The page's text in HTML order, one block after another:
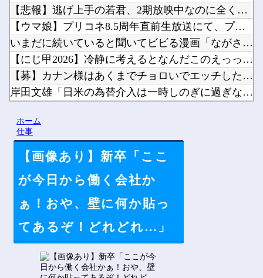
【悲報】逃げ上手の若君、2期放映中なのに全く話題にならない他
【ウマ娘】プリコネ8.5周年直前生放送にて、プリコネ×ウマ娘...
いまだに続いていると聞いてビビる漫画「ながされて藍蘭島」「咲...
【にじ甲2026】冷静に考えるとなんだこのえっっっな格好は…...
【募】カナン様はあくまでチョロいでエッチしたいキャラ【画像】...
岸田文雄「日米の為替介入は一時しのぎに過ぎない。私なら円を強...
ホーム
仕事
【画像あり】新卒「ここ
が今日から働く会社か
ぁ！おや、壁に何か貼っ
てあるぞ！どれどれ…」